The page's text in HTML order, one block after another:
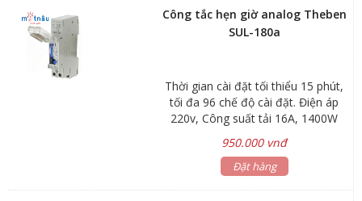
Công tắc hẹn giờ analog Theben
SUL-180a
Thời gian cài đặt tối thiểu 15 phút,
tối đa 96 chế độ cài đặt. Điện áp
220v, Công suất tải 16A, 1400W
950.000 vnđ
Đặt hàng